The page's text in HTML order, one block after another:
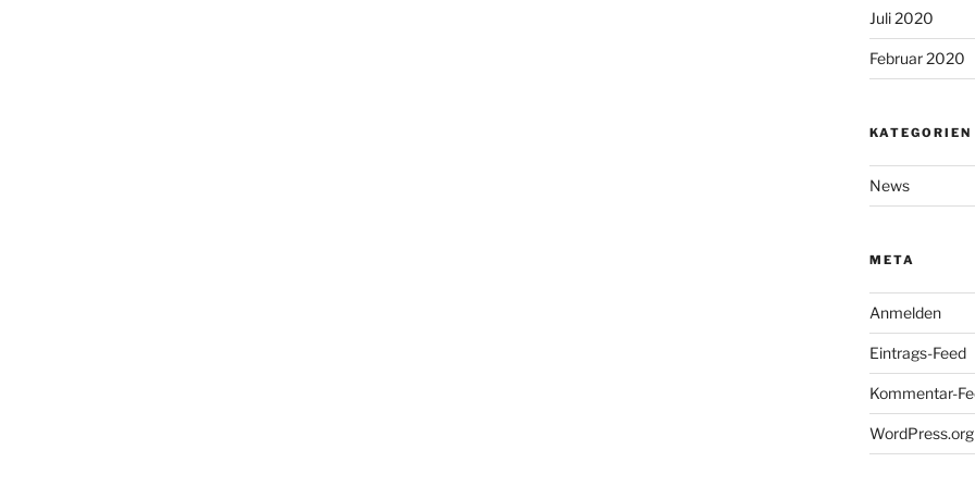
Juli 2020
Februar 2020
KATEGORIEN
News
META
Anmelden
Eintrags-Feed
Kommentar-
WordPress.org